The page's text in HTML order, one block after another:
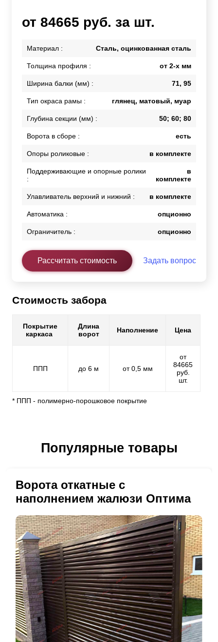
от 84665 руб. за шт.
Материал : Сталь, оцинкованная сталь
Толщина профиля : от 2-х мм
Ширина балки (мм) : 71, 95
Тип окраса рамы : глянец, матовый, муар
Глубина секции (мм) : 50; 60; 80
Ворота в сборе : есть
Опоры роликовые : в комплекте
Поддерживающие и опорные ролики
:
в
комплекте
Улавливатель верхний и нижний : в комплекте
Автоматика : опционно
Ограничитель : опционно
Рассчитать стоимость Задать вопрос
Стоимость забора
Покрытие
каркаса
Длина
ворот
Наполнение Цена
ППП до 6 м от 0,5 мм
от
84665
руб.
шт.
* ППП - полимерно-порошковое покрытие
Популярные товары
Ворота откатные с
наполнением жалюзи Оптима